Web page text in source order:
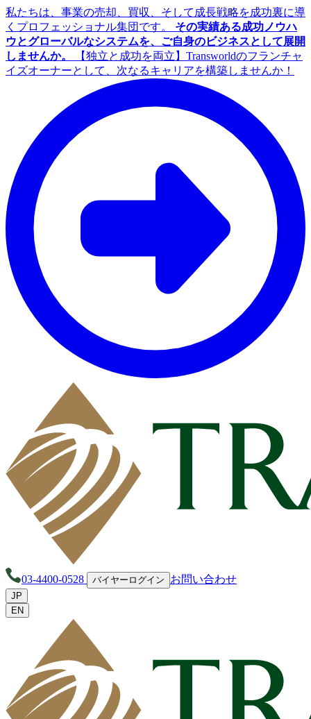
私たちは、事業の売却、買収、そして成長戦略を成功裏に導
くプロフェッショナル集団です。 その実績ある成功ノウハ
ウとグローバルなシステムを、ご自身のビジネスとして展開
しませんか。
【独立と成功を両立】Transworldのフランチャ
イズオーナーとして、次なるキャリアを構築しませんか！
03-4400-0528 バイヤーログイン お問い合わせ
JP
EN